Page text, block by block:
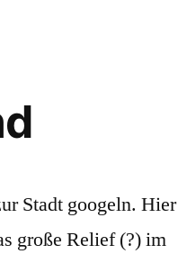
Stadt googeln. Hier
große Relief (?) im